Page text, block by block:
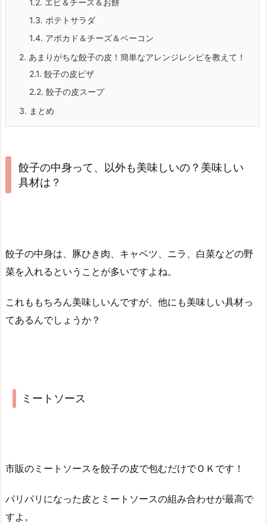
1.3. ポテトサラダ
1.4. アボカド＆チーズ＆ベーコン
2. あまりがちな餃子の皮！簡単なアレンジレシピを教えて！
2.1. 餃子の皮ピザ
2.2. 餃子の皮スープ
3. まとめ
餃子の中身って、以外も美味しいの？美味しい
具材は？
餃子の中身は、豚ひき肉、キャベツ、ニラ、白菜などの野
菜を入れるということが多いですよね。
これももちろん美味しいんですが、他にも美味しい具材っ
てあるんでしょうか？
ミートソース
市販のミートソースを餃子の皮で包むだけでＯＫです！
パリパリになった皮とミートソースの組み合わせが最高で
すよ。